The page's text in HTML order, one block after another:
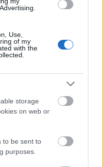
Use,
of my
with the
storage
on web or
to be sent to
purposes.
örökre elvesztette
indul, hogy
Lucian apja az
démon viszont
Ari újra és újra